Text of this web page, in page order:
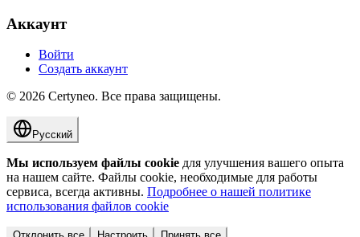
Аккаунт
Войти
Создать аккаунт
© 2026 Certyneo. Все права защищены.
Русский
Мы используем файлы cookie для улучшения вашего опыта
на нашем сайте. Файлы cookie, необходимые для работы
сервиса, всегда активны. Подробнее о нашей политике
использования файлов cookie